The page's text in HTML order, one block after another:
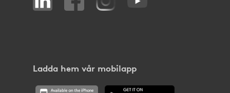
Ladda hem vår mobilapp